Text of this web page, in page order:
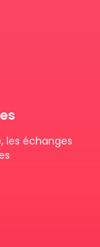
les échanges